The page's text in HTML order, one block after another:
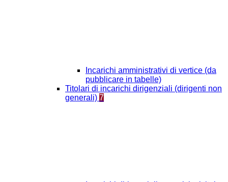
Incarichi amministrativi di vertice (da
pubblicare in tabelle)
Titolari di incarichi dirigenziali (dirigenti non
generali) 7